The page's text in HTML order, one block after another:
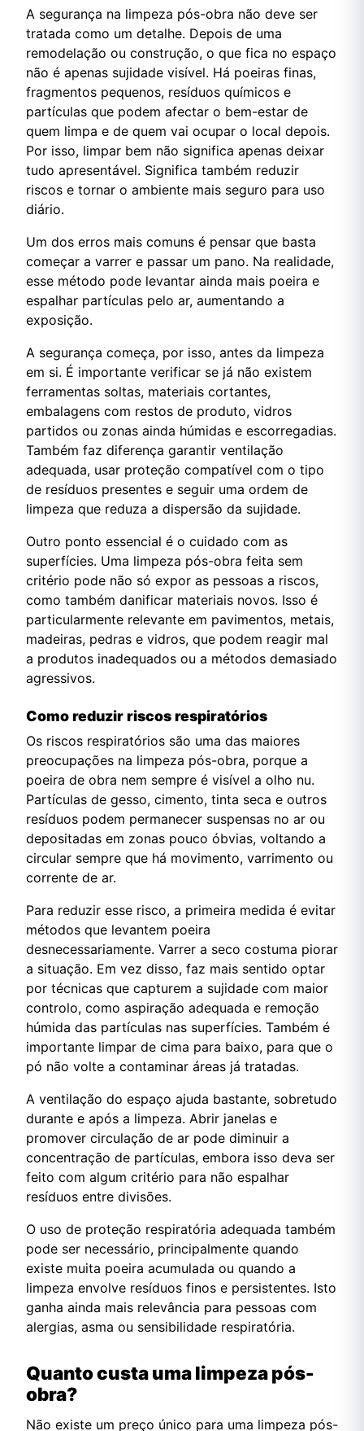
A segurança na limpeza pós-obra não deve ser
tratada como um detalhe. Depois de uma
remodelação ou construção, o que fica no espaço
não é apenas sujidade visível. Há poeiras finas,
fragmentos pequenos, resíduos químicos e
partículas que podem afectar o bem-estar de
quem limpa e de quem vai ocupar o local depois.
Por isso, limpar bem não significa apenas deixar
tudo apresentável. Significa também reduzir
riscos e tornar o ambiente mais seguro para uso
diário.
Um dos erros mais comuns é pensar que basta
começar a varrer e passar um pano. Na realidade,
esse método pode levantar ainda mais poeira e
espalhar partículas pelo ar, aumentando a
exposição.
A segurança começa, por isso, antes da limpeza
em si. É importante verificar se já não existem
ferramentas soltas, materiais cortantes,
embalagens com restos de produto, vidros
partidos ou zonas ainda húmidas e escorregadias.
Também faz diferença garantir ventilação
adequada, usar proteção compatível com o tipo
de resíduos presentes e seguir uma ordem de
limpeza que reduza a dispersão da sujidade.
Outro ponto essencial é o cuidado com as
superfícies. Uma limpeza pós-obra feita sem
critério pode não só expor as pessoas a riscos,
como também danificar materiais novos. Isso é
particularmente relevante em pavimentos, metais,
madeiras, pedras e vidros, que podem reagir mal
a produtos inadequados ou a métodos demasiado
agressivos.
Como reduzir riscos respiratórios
Os riscos respiratórios são uma das maiores
preocupações na limpeza pós-obra, porque a
poeira de obra nem sempre é visível a olho nu.
Partículas de gesso, cimento, tinta seca e outros
resíduos podem permanecer suspensas no ar ou
depositadas em zonas pouco óbvias, voltando a
circular sempre que há movimento, varrimento ou
corrente de ar.
Para reduzir esse risco, a primeira medida é evitar
métodos que levantem poeira
desnecessariamente. Varrer a seco costuma piorar
a situação. Em vez disso, faz mais sentido optar
por técnicas que capturem a sujidade com maior
controlo, como aspiração adequada e remoção
húmida das partículas nas superfícies. Também é
importante limpar de cima para baixo, para que o
pó não volte a contaminar áreas já tratadas.
A ventilação do espaço ajuda bastante, sobretudo
durante e após a limpeza. Abrir janelas e
promover circulação de ar pode diminuir a
concentração de partículas, embora isso deva ser
feito com algum critério para não espalhar
resíduos entre divisões.
O uso de proteção respiratória adequada também
pode ser necessário, principalmente quando
existe muita poeira acumulada ou quando a
limpeza envolve resíduos finos e persistentes. Isto
ganha ainda mais relevância para pessoas com
alergias, asma ou sensibilidade respiratória.
Quanto custa uma limpeza pós-
obra?
Não existe um preço único para uma limpeza pós-